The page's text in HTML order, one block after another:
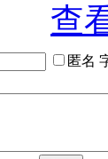
查
匿名